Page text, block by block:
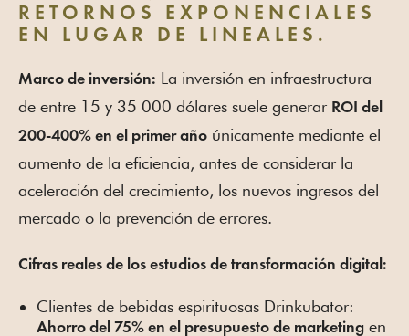
RETORNOS EXPONENCIALES
EN LUGAR DE LINEALES.
Marco de inversión: La inversión en infraestructura
de entre 15 y 35 000 dólares suele generar ROI del
200-400% en el primer año únicamente mediante el
aumento de la eficiencia, antes de considerar la
aceleración del crecimiento, los nuevos ingresos del
mercado o la prevención de errores.
Cifras reales de los estudios de transformación digital:
Clientes de bebidas espirituosas Drinkubator:
Ahorro del 75% en el presupuesto de marketing en